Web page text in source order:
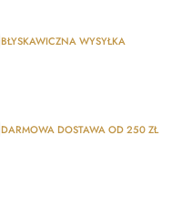
BŁYSKAWICZNA WYSYŁKA
DARMOWA DOSTAWA OD 250 ZŁ